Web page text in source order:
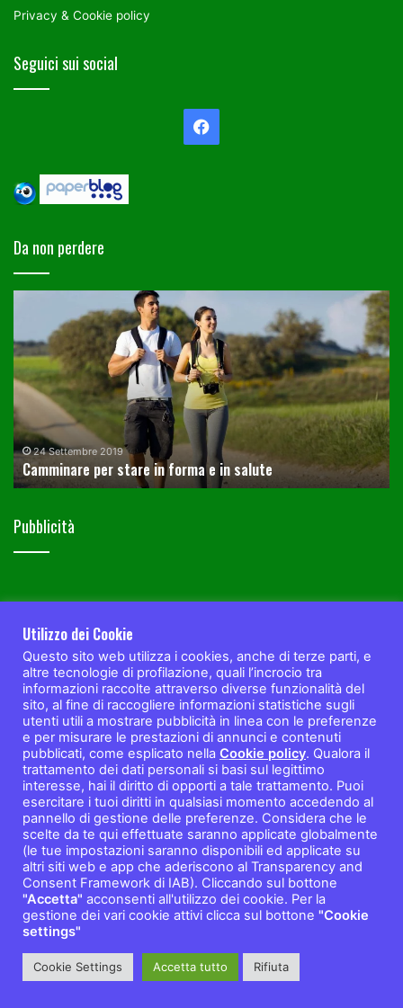
Privacy & Cookie policy
Seguici sui social
Facebook
Da non perdere
stare
in
forma
in
salute
24 Settembre 2019
Camminare per stare in forma e in salute
da
Pubblicità
Utilizzo dei Cookie
Questo sito web utilizza i cookies, anche di terze parti, e
altre tecnologie di profilazione, quali l’incrocio tra
informazioni raccolte attraverso diverse funzionalità del
sito, al fine di raccogliere informazioni statistiche sugli
utenti utili a mostrare pubblicità in linea con le preferenze
e per misurare le prestazioni di annunci e contenuti
pubblicati, come esplicato nella Cookie policy. Qualora il
trattamento dei dati personali si basi sul legittimo
interesse, hai il diritto di opporti a tale trattamento. Puoi
esercitare i tuoi diritti in qualsiasi momento accedendo al
pannello di gestione delle preferenze. Considera che le
scelte da te qui effettuate saranno applicate globalmente
(le tue impostazioni saranno disponibili ed applicate su
altri siti web e app che aderiscono al Transparency and
Consent Framework di IAB). Cliccando sul bottone
"Accetta" acconsenti all'utilizzo dei cookie. Per la
gestione dei vari cookie attivi clicca sul bottone "Cookie
settings"
Cookie Settings Accetta tutto Rifiuta